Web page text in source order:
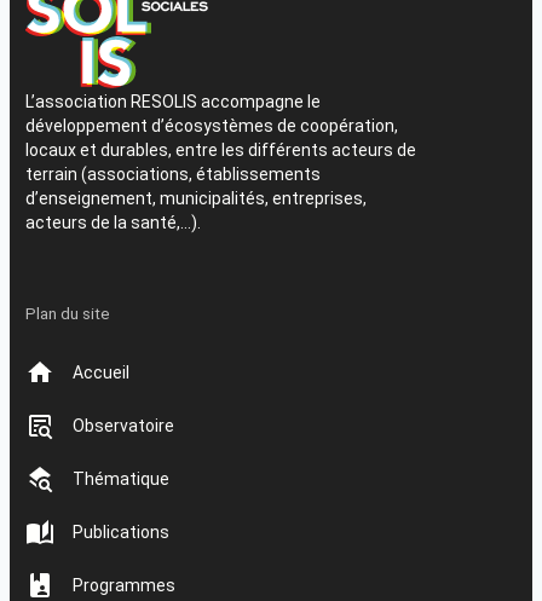
L’association RESOLIS accompagne le
développement d’écosystèmes de coopération,
locaux et durables, entre les différents acteurs de
terrain (associations, établissements
d’enseignement, municipalités, entreprises,
acteurs de la santé,…).
Plan du site
Accueil
Observatoire
Thématique
Publications
Programmes